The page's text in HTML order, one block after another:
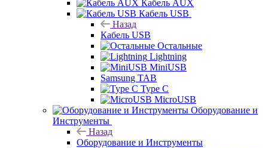
Кабель AUX
Кабель USB
Назад
Кабель USB
Остальные
Lightning
MiniUSB
Samsung TAB
Type C
MicroUSB
Оборудование и
Инструменты
Назад
Оборудование и Инструменты